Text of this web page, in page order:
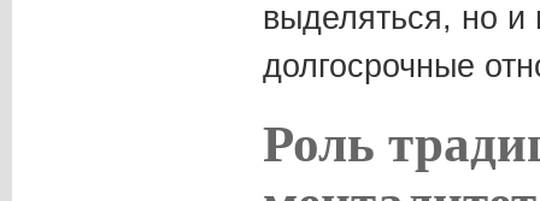
выделяться, но и
долгосрочные
Роль